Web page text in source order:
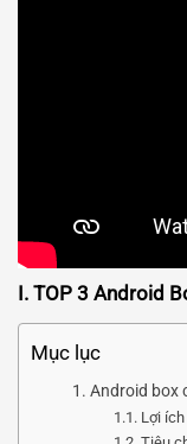
I. TOP 3 Android
Mục lục
Android box
Lợi